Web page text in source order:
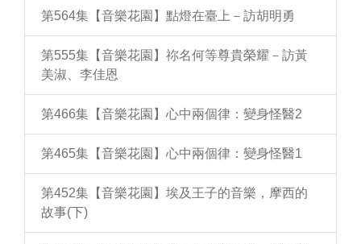
第564集【音樂花園】點燈在臺上－訪胡明勇
第555集【音樂花園】祢名何等尊貴榮耀－訪黃
美淑、李佳恩
第466集【音樂花園】心中兩個律：變身怪醫2
第465集【音樂花園】心中兩個律：變身怪醫1
第452集【音樂花園】埃及王子的音樂，摩西的
故事(下)